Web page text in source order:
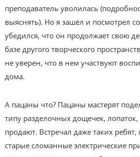
преподаватель уволилась
выяснять). Но я зашёл и посмотрел
убедился, что он продолжает свою
базе другого творческого
не уверен, что в нем участвуют
дома.
А пацаны что? Пацаны мастерят
типу разделочных дощечек,
продают. Встречал даже таких
старые сломанные электрические